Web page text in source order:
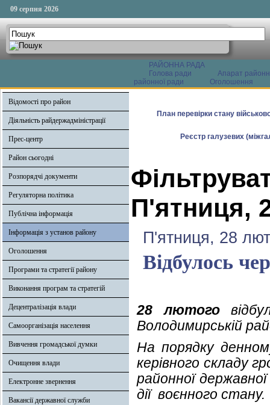
09 серпня 2026
РАЙОННА РАДА
Голова ради
Апарат
районної ради
Оголошення
Відомості про район
Діяльність райдержадміністрації
Прес-центр
Район сьогодні
Розпорядчі документи
Регуляторна політика
Публічна інформація
Інформація з установ району
Оголошення
Програми та стратегії району
Виконання програм та стратегій
Децентралізація влади
Самоорганізація населення
Вивчення громадської думки
Очищення влади
Електронне звернення
Вакансії державної служби
План перевірки стану
Реєстр галузевих
П'ятниця,
П'ятниця, 28
Відбулось
28 лютого
Володимирській
На порядку
керівного складу
районної
дії воєнного стану.